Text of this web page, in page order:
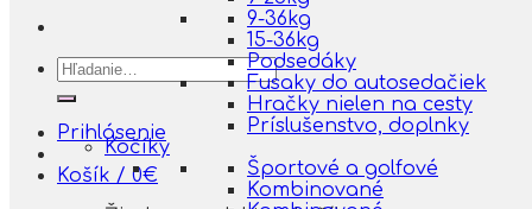
Hľadať:
Prihlásenie
Košík / 0€
9-36kg
15-36kg
Podsedáky
Fusaky do autosedačiek
Hračky nielen na cesty
Príslušenstvo, doplnky
Kočíky
Športové a golfové
Kombinované